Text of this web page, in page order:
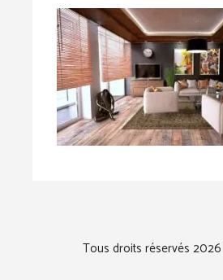
Tous droits réservés